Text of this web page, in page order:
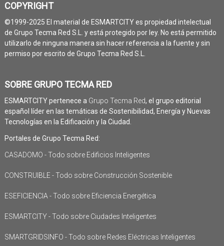
COPYRIGHT
©1999-2025 El material de ESMARTCITY es propiedad intelectual
de Grupo Tecma Red S.L. y está protegido por ley. No está permitido
utilizarlo de ninguna manera sin hacer referencia a la fuente y sin
permiso por escrito de Grupo Tecma Red S.L.
SOBRE GRUPO TECMA RED
ESMARTCITY pertenece a Grupo Tecma Red, el grupo editorial
español líder en las temáticas de Sostenibilidad, Energía y Nuevas
Tecnologías en la Edificación y la Ciudad.
Portales de Grupo Tecma Red:
CASADOMO - Todo sobre Edificios Inteligentes
CONSTRUIBLE - Todo sobre Construcción Sostenible
ESEFICIENCIA - Todo sobre Eficiencia Energética
ESMARTCITY - Todo sobre Ciudades Inteligentes
SMARTGRIDSINFO - Todo sobre Redes Eléctricas Inteligentes